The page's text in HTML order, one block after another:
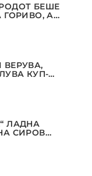
БЕШЕ
ГОРИВО, А
КУП-
ЛАДНА
СИРОВ